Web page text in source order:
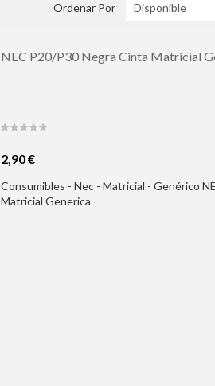
Ordenar Por
NEC P20/P30 Negra Cinta Matricial
2,90 €
Consumibles - Nec - Matricial - Genérico
Matricial Generica